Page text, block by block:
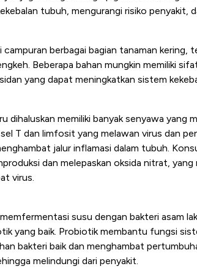
tubuh, mengurangi risiko penyakit,
berbagai bagian tanaman kering,
Beberapa bahan mungkin memiliki
yang dapat meningkatkan sistem
dihaluskan memiliki banyak senyawa yang
T dan limfosit yang melawan virus dan
jalur inflamasi dalam tubuh.
dan melepaskan oksida nitrat,
virus.
susu dengan bakteri asam
yang baik. Probiotik membantu fungsi
bakteri baik dan menghambat
melindungi dari penyakit.